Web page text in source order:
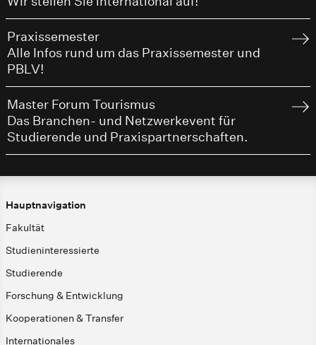
Praxissemester
Alle Infos rund um das Praxissemester und
PBLV!
Master Forum Tourismus
Das Branchen- und Netzwerkevent für
Studierende und Praxispartnerschaften.
Hauptnavigation
Fakultät
Studieninteressierte
Studierende
Forschung & Entwicklung
Kooperationen & Transfer
Internationales